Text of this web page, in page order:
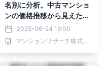
名別に分析。中古マンショ
ンの価格推移から見えた過
去9年間の“人気”と“買え
る”の境界線
2025-06-24 16:00
マンションリサーチ株式会社